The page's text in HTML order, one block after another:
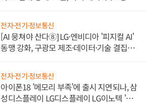
전자·전기·정보통신
[AI 뭉쳐야 산다⑧] LG·엔비디아 '피지컬 AI'
동맹 강화, 구광모 제조·데이터·기술 결집
전자·전기·정보통신
아이폰18 '메모리 부족'에 출시 지연되나, 삼
성디스플레이 LG디스플레이 LG이노텍 '탈